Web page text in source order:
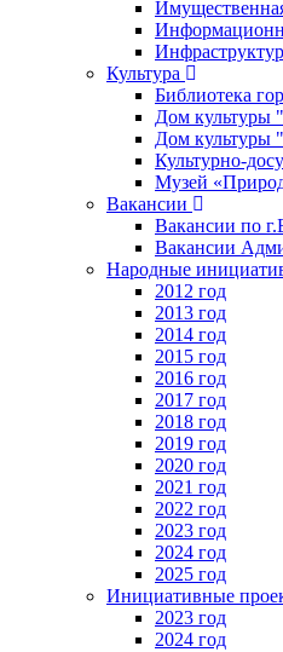
Культура
Библиотека
Дом
Дом культуры
Культурно-
Музей
Вакансии
Вакансии по
Вакансии
Народные
2012 год
2013 год
2014 год
2015 год
2016 год
2017 год
2018 год
2019 год
2020 год
2021 год
2022 год
2023 год
2024 год
2025 год
Инициативные
2023 год
2024 год